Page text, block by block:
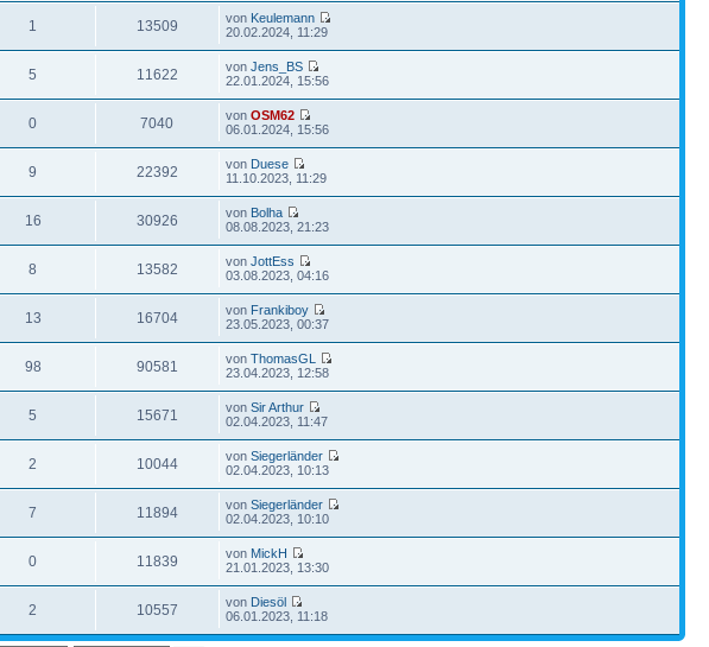
1 13509 von Keulemann
20.02.2024, 11:29
5 11622 vonJens_BS
22.01.2024, 15:56
0 7040 vonOSM62
06.01.2024, 15:56
9 22392 von Duese
11.10.2023, 11:29
16 30926 von Bolha
08.08.2023, 21:23
8 13582 vonJottEss
03.08.2023, 04:16
13 16704 von Frankiboy
23.05.2023, 00:37
98 90581 vonThomasGL
23.04.2023, 12:58
5 15671 vonSir Arthur
02.04.2023, 11:47
2 10044 vonSiegerländer
02.04.2023, 10:13
7 11894 vonSiegerländer
02.04.2023, 10:10
0 11839 von MickH
21.01.2023, 13:30
2 10557 von Diesöl
06.01.2023, 11:18